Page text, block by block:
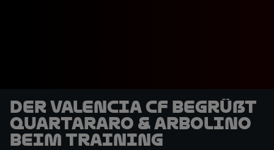
Der Valencia CF begrüßt
Quartararo & Arbolino
beim Training